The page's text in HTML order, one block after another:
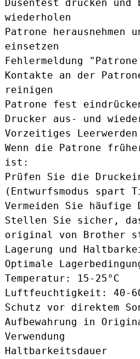
Düsentest drucken und
wiederholen
Patrone
einsetzen
Fehlermeldung
Kontakte an der
reinigen
Patrone fest
Drucker aus- und
Vorzeitiges Leerwerden
Wenn die Patrone
ist:
Prüfen Sie die
(Entwurfsmodus spart
Vermeiden Sie häufige
Stellen Sie sicher,
original von Brother
Lagerung und
Optimale
Temperatur: 15-25°C
Luftfeuchtigkeit: 40-
Schutz vor direktem
Aufbewahrung in
Verwendung
Haltbarkeitsdauer